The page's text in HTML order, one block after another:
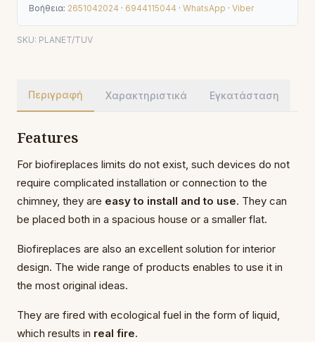
Βοήθεια: 2651042024 · 6944115044 · WhatsApp · Viber
SKU: PLANET/TUV
Περιγραφή Χαρακτηριστικά Εγκατάσταση
Features
For biofireplaces limits do not exist, such devices do not
require complicated installation or connection to the
chimney, they are easy to install and to use. They can
be placed both in a spacious house or a smaller flat.
Biofireplaces are also an excellent solution for interior
design. The wide range of products enables to use it in
the most original ideas.
They are fired with ecological fuel in the form of liquid,
which results in real fire.